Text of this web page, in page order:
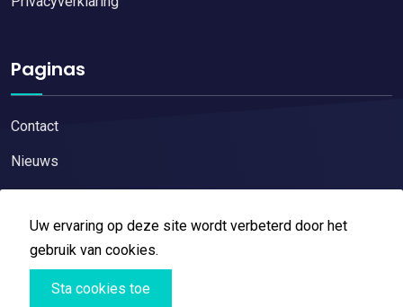
Uw ervaring op deze site wordt verbeterd door het
gebruik van cookies.
Sta cookies toe
Paginas
Contact
Nieuws
Copyright © 2026Restaurant reviews